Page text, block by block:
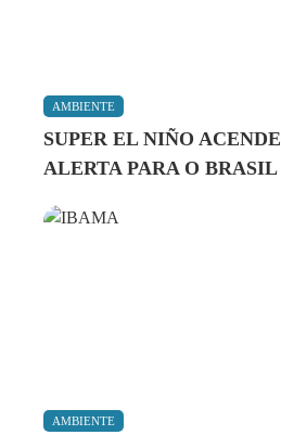
AMBIENTE
SUPER EL NIÑO ACENDE
ALERTA PARA O BRASIL
AMBIENTE